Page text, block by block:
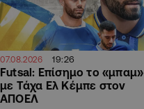
07.08.2026 19:26
Futsal: Επίσημο το «μπαμ»
με Τάχα Ελ Κέμπε στον
ΑΠΟΕΛ